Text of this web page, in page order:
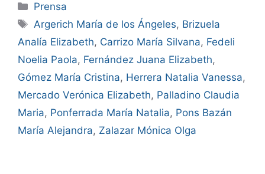
Prensa
Argerich María de los Ángeles, Brizuela
Analía Elizabeth, Carrizo María Silvana, Fedeli
Noelia Paola, Fernández Juana Elizabeth,
Gómez María Cristina, Herrera Natalia Vanessa,
Mercado Verónica Elizabeth, Palladino Claudia
Maria, Ponferrada María Natalia, Pons Bazán
María Alejandra, Zalazar Mónica Olga